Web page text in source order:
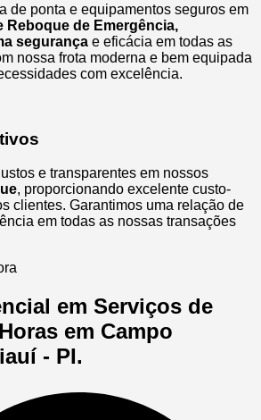
de ponta e equipamentos seguros em
de Emergência,
segurança e eficácia em todas as
nossa frota moderna e bem equipada
com excelência.
e transparentes em nossos
, proporcionando excelente custo-
clientes. Garantimos uma relação de
em todas as nossas transações
em Serviços de
em Campo
- PI.